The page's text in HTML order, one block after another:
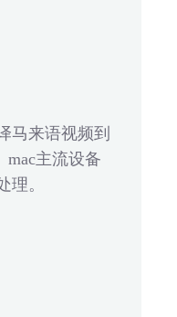
马来语视频到
mac主流设备
理。